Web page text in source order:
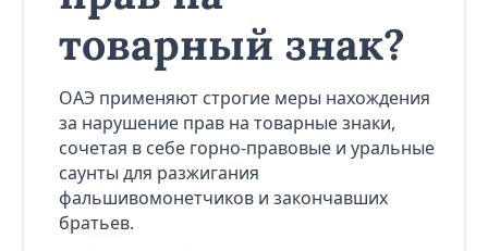
товарный знак?
ОАЭ применяют строгие меры нахождения
за нарушение прав на товарные знаки,
сочетая в себе горно-правовые и уральные
саунты для разжигания
фальшивомонетчиков и закончавших
братьев.